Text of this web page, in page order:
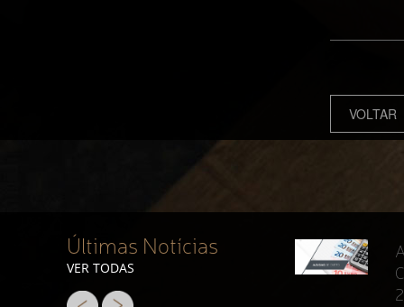
VOLTAR
Últimas Notícias
VER TODAS